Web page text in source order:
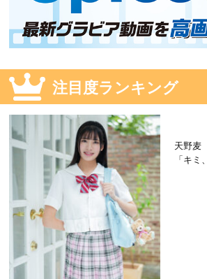
注目度ランキング
天野麦
「キミ